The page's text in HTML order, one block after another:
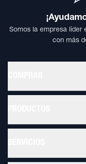
Somos la empresa líder
con más